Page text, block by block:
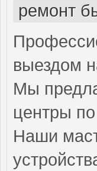
ремонт
выездом
Мы
центры
Наши